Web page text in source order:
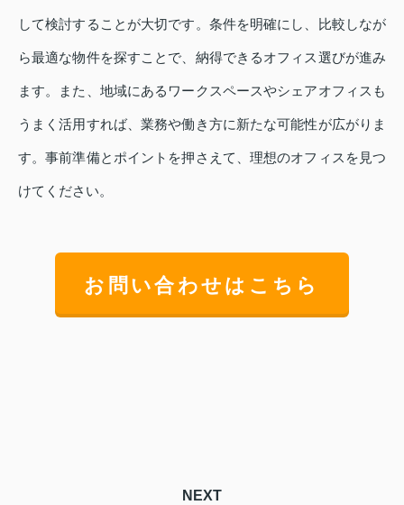
して検討することが大切です。条件を明確にし、比較しなが
ら最適な物件を探すことで、納得できるオフィス選びが進み
ます。また、地域にあるワークスペースやシェアオフィスも
うまく活用すれば、業務や働き方に新たな可能性が広がりま
す。事前準備とポイントを押さえて、理想のオフィスを見つ
けてください。
お問い合わせはこちら
NEXT